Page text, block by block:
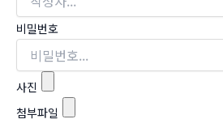
비밀번호
사진
첨부파일